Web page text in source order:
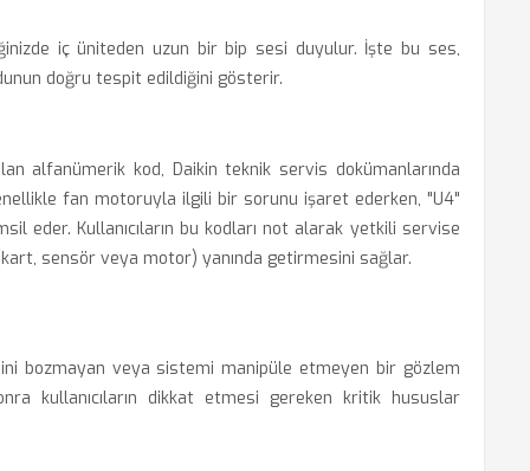
iç üniteden uzun bir bip sesi duyulur. İşte bu ses,
doğru tespit edildiğini gösterir.
alfanümerik kod, Daikin teknik servis dokümanlarında
fan motoruyla ilgili bir sorunu işaret ederken, "U4"
eder. Kullanıcıların bu kodları not alarak yetkili servise
sensör veya motor) yanında getirmesini sağlar.
bozmayan veya sistemi manipüle etmeyen bir gözlem
kullanıcıların dikkat etmesi gereken kritik hususlar